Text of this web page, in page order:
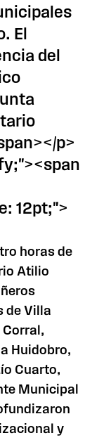
El
del
p>
12pt;">
horas de
Atilio
de Villa
Corral,
Huidobro,
Cuarto,
Municipal
y